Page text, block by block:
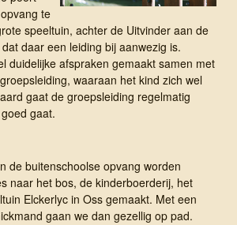
te
speeltuin, achter de Uitvinder aan de
daar een leiding bij aanwezig is.
duidelijke afspraken gemaakt samen met
waaraan het kind zich wel
gaat de groepsleiding regelmatig
gaat.
de buitenschoolse opvang worden
naar het bos, de kinderboerderij, het
Elckerlyc in Oss gemaakt. Met een
gaan we dan gezellig op pad.